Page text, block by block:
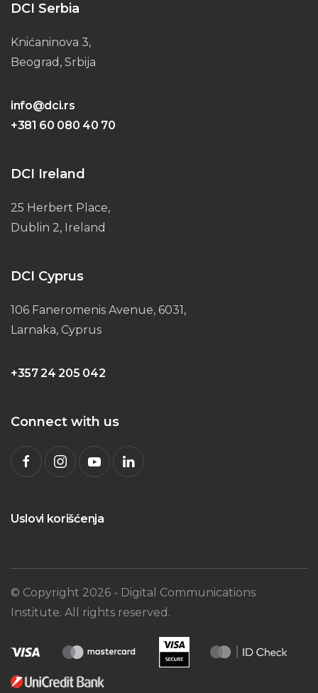
DCI Serbia
Knićaninova 3,
Beograd, Srbija
info@dci.rs
+381 60 080 40 70
DCI Ireland
25 Herbert Place,
Dublin 2, Ireland
DCI Cyprus
106 Faneromenis Avenue, 6031,
Larnaka, Cyprus
+357 24 205 042
Connect with us
Uslovi korišćenja
© Copyright 2026 - Digital Communications
Institute. All rights reserved.